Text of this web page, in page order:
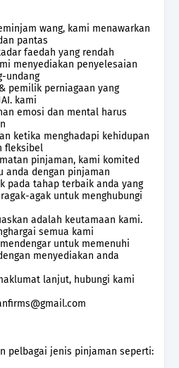
wang, kami menawarkan
pantas
faedah yang rendah
menyediakan penyelesaian
undang
pemilik perniagaan yang
kami
emosi dan mental harus
ketika menghadapi kehidupan
fleksibel
pinjaman, kami komited
anda dengan pinjaman
pada tahap terbaik anda yang
agak untuk menghubungi
adalah keutamaan kami.
semua kami
untuk memenuhi
menyediakan anda
lanjut, hubungi kami
pelbagai jenis pinjaman seperti: